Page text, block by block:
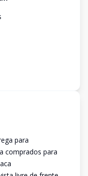
para
comprados para